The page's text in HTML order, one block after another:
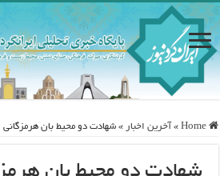
Home
» آخرین اخبار » شهادت دو محیط بان هرمزگانی